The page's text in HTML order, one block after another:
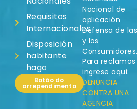
Requisitos
Internacionales
Disposición
habitante
haga
Botão do
arrependimento
Nacional de
aplicación
Defensa de las
y los
Consumidores.
Para reclamos
ingrese aqui:
DENUNCIA
CONTRA UNA
AGENCIA